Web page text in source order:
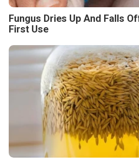
Fungus Dries Up And Falls
First Use